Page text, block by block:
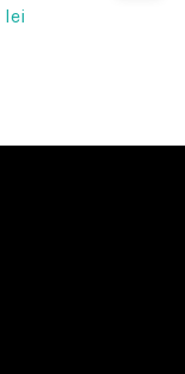
lei